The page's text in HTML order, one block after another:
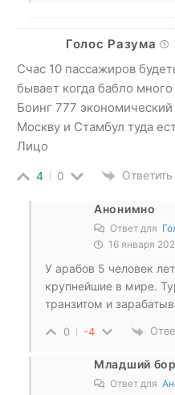
Голос Разума
Счас 10 пассажиров
бывает когда бабло
Боинг 777 экономический
Москву и Стамбул туда
Лицо
4 0 Ответить
Анонимно
Ответ для
16 января
У арабов 5 человек
крупнейшие в мире.
транзитом и
0 -4
Младший
Ответ для